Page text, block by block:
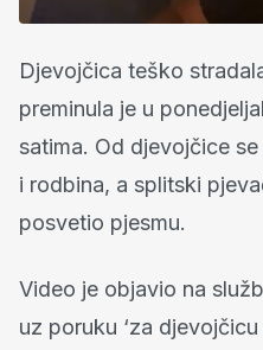
Djevojčica teško
preminula je u
satima. Od djevojčice
i rodbina, a splitski
posvetio pjesmu.
Video je objavio na
uz poruku ‘za djevojčicu